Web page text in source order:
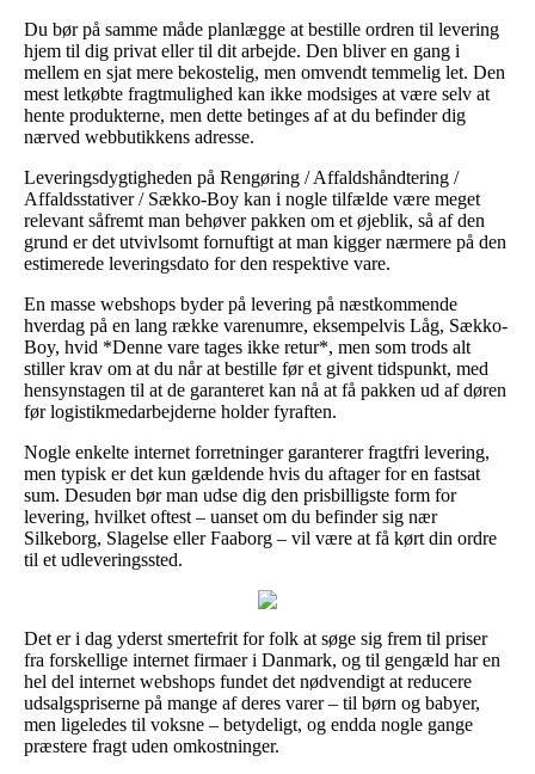
Du bør på samme måde planlægge at bestille ordren til levering
hjem til dig privat eller til dit arbejde. Den bliver en gang i
mellem en sjat mere bekostelig, men omvendt temmelig let. Den
mest letkøbte fragtmulighed kan ikke modsiges at være selv at
hente produkterne, men dette betinges af at du befinder dig
nærved webbutikkens adresse.
Leveringsdygtigheden på Rengøring / Affaldshåndtering /
Affaldsstativer / Sækko-Boy kan i nogle tilfælde være meget
relevant såfremt man behøver pakken om et øjeblik, så af den
grund er det utvivlsomt fornuftigt at man kigger nærmere på den
estimerede leveringsdato for den respektive vare.
En masse webshops byder på levering på næstkommende
hverdag på en lang række varenumre, eksempelvis Låg, Sækko-
Boy, hvid *Denne vare tages ikke retur*, men som trods alt
stiller krav om at du når at bestille før et givent tidspunkt, med
hensynstagen til at de garanteret kan nå at få pakken ud af døren
før logistikmedarbejderne holder fyraften.
Nogle enkelte internet forretninger garanterer fragtfri levering,
men typisk er det kun gældende hvis du aftager for en fastsat
sum. Desuden bør man udse dig den prisbilligste form for
levering, hvilket oftest – uanset om du befinder sig nær
Silkeborg, Slagelse eller Faaborg – vil være at få kørt din ordre
til et udleveringssted.
Det er i dag yderst smertefrit for folk at søge sig frem til priser
fra forskellige internet firmaer i Danmark, og til gengæld har en
hel del internet webshops fundet det nødvendigt at reducere
udsalgspriserne på mange af deres varer – til børn og babyer,
men ligeledes til voksne – betydeligt, og endda nogle gange
præstere fragt uden omkostninger.